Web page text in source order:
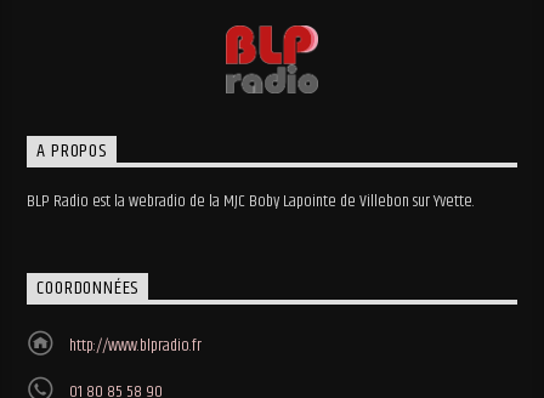
A PROPOS
BLP Radio est la webradio de la MJC Boby Lapointe de Villebon sur Yvette.
COORDONNÉES
http://www.blpradio.fr
01 80 85 58 90